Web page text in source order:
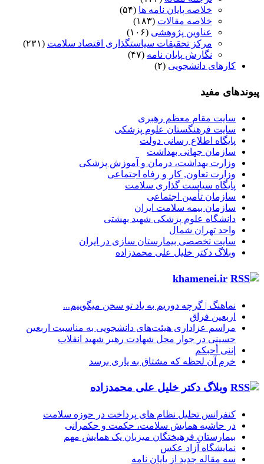
خلاصه پایان نامه ها (۵۴)
خلاصه مقالات (۱۸۳)
عناوین پژوهشی (۱۰۶)
مرکز تحقیقات سیاستگذاری اقتصاد سلامت (۲۳۱)
نگارش پایان نامه (۴۷)
کارهای دانشجویی (۲)
پیوندهای مفید
سایت مقام معظم رهبری
سایت فرهنگستان علوم پزشکی
پایگاه اطلاع رسانی دولت
سازمان جهانی بهداشت
وزارت بهداشت، درمان و آموزش پزشکی
وزارت تعاون, کار و رفاه اجتماعی
پایگاه سیاست گذاری سلامت
سازمان تأمین اجتماعی
سازمان بیمه سلامت ایران
دانشگاه علوم پزشکی شهید بهشتی
واحد تهران شمال
سایت تخصصی بیمارستان سازی در ایران
وبلاگ دکتر خلیل علی محمدزاده
khamenei.ir
نماهنگ |‌ گرچه دوریم به یاد تو سخن میگوییم...
اربعین فراق
مراسم عزاداری هیئت‌های دانشجویی به مناسبت اربعین
حسینی در جوار محل شهادت رهبر شهید انقلاب
إننی أحبکم
خرم آن لحظه که مشتاق به یاری برسد
وبلاگ دکتر خلیل علی محمدزاده
کنفرانس تحلیل نظام های پرداخت در حوزه سلامت
در حاشیه همایش سلامت، حکمت و حکمرانی
بیمارستان فرهیختگان میزبان یک همایش مهم
نمایشگاه آزاد عکس
سه مقاله جدید از پایان نامه